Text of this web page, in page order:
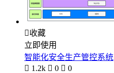
收藏
立即使用
智能化安全生产管控系统
 1.2k  0  0